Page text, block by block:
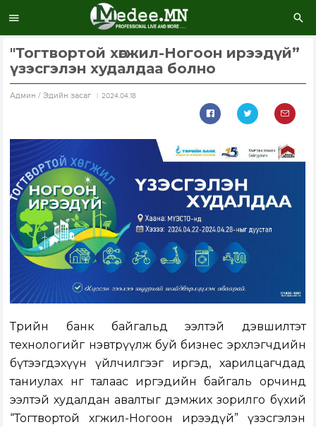
"Тогтвортой хөгжил-Ногоон ирээдүй”
үзэсгэлэн худалдаа болно
Aдмин / Эдийн засаг 2024.04.18
Төрийн банк байгальд ээлтэй дэвшилтэт
технологийг нэвтрүүлж буй бизнес эрхлэгчдийн
бүтээгдэхүүн үйлчилгээг иргэд, харилцагчдад
таниулах нөгөө талаас иргэдийн байгаль орчинд
ээлтэй худалдан авалтыг дэмжих зорилго бүхий
“Тогтвортой хөгжил-Ногоон ирээдүй” үзэсгэлэн